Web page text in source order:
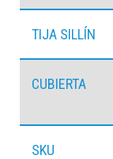
TIJA SILLÍN
CUBIERTA
SKU